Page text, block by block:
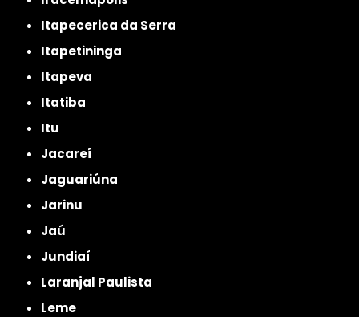
Itapecerica da Serra
Itapetininga
Itapeva
Itatiba
Itu
Jacareí
Jaguariúna
Jarinu
Jaú
Jundiaí
Laranjal Paulista
Leme